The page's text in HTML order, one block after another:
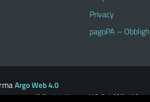
Privacy
pagoPA –
Argo Web 4.0
accessibileEduThemeV.3.2.1 (Alioth)